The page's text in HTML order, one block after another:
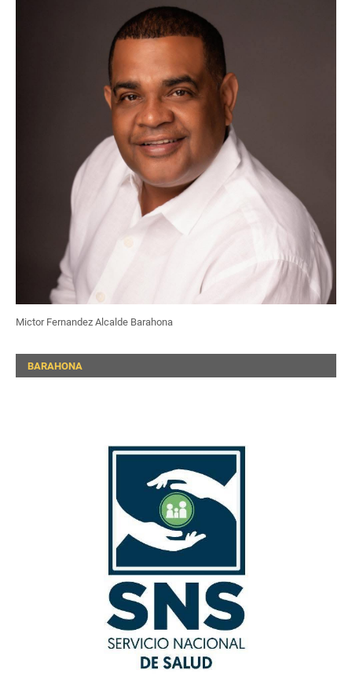
Mictor Fernandez Alcalde Barahona
BARAHONA